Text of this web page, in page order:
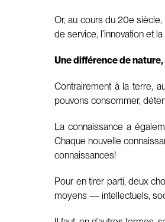
Or, au cours du 20e
de service, l’innovation et
Une différence de
Contrairement à la terre,
pouvons consommer,
La connaissance a
Chaque nouvelle
connaissances!
Pour en tirer parti, deux
moyens — intellectuels,